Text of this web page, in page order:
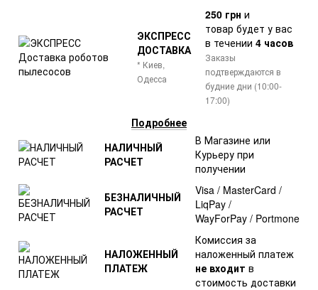
ЭКСПРЕСС
ДОСТАВКА
* Киев,
Одесса
250 грн и
товар будет у вас
в течении 4 часов
Заказы
подтверждаются в
будние дни (10:00-
17:00)
Подробнее
НАЛИЧНЫЙ
РАСЧЕТ
В Магазине или
Курьеру при
получении
БЕЗНАЛИЧНЫЙ
РАСЧЕТ
Visa / MasterCard /
LiqPay /
WayForPay / Portmone
НАЛОЖЕННЫЙ
ПЛАТЕЖ
Комиссия за
наложенный платеж
не входит в
стоимость доставки